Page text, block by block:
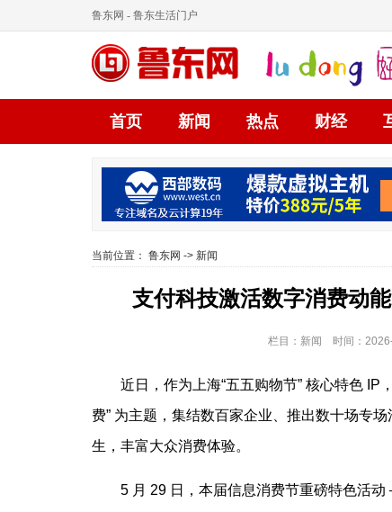
鲁东网 - 鲁东生活门户
首页 新闻 热点 财经
当前位置： 鲁东网 -> 新闻
支付科技激活数字消费动
栏目：新闻 时间：
近日，作为上海“五五购物节” 核心特色 IP
费” 为主题，集结数百家企业、推出数十场专
生，丰富大众消费体验。
5 月 29 日，本届信息消费节重磅特色活